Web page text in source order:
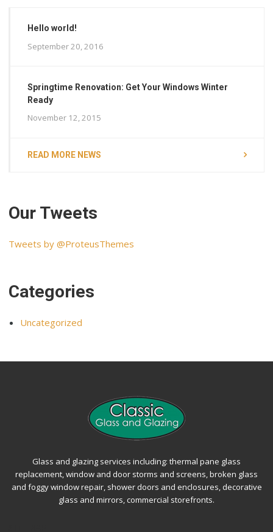
Hello world!
September 20, 2016
Springtime Renovation: Get Your Windows Winter
Ready
November 12, 2015
READ MORE NEWS
Our Tweets
Tweets by @ProteusThemes
Categories
Uncategorized
Glass and glazing services including: thermal pane glass
replacement, window and door storms and screens, broken glass
and foggy window repair, shower doors and enclosures, decorative
glass and mirrors, commercial storefronts.